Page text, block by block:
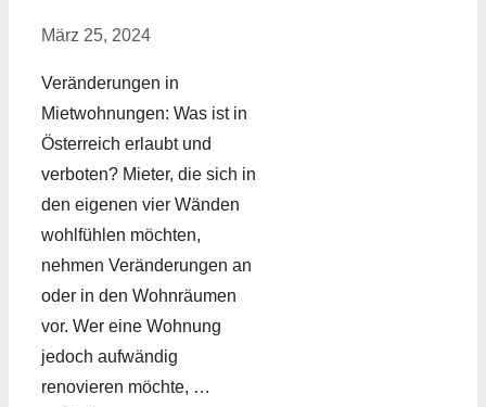
März 25, 2024
Veränderungen in
Mietwohnungen: Was ist in
Österreich erlaubt und
verboten? Mieter, die sich in
den eigenen vier Wänden
wohlfühlen möchten,
nehmen Veränderungen an
oder in den Wohnräumen
vor. Wer eine Wohnung
jedoch aufwändig
renovieren möchte, …